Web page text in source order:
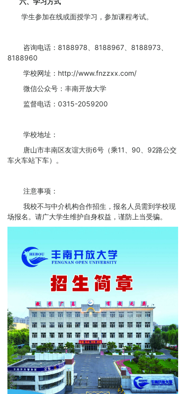
学生参加在线或面授学习，参加课程考试。
咨询电话：8188978、8188967、8188973、
8188960
学校网址：http://www.fnzzxx.com/
微信公众号：丰南开放大学
监督电话：0315-2059200
学校地址：
唐山市丰南区友谊大街6号（乘11、90、92路公交
车火车站下车）。
注意事项：
我校不与中介机构合作招生，报名人员需到学校现
场报名。请广大学生维护自身权益，谨防上当受骗。